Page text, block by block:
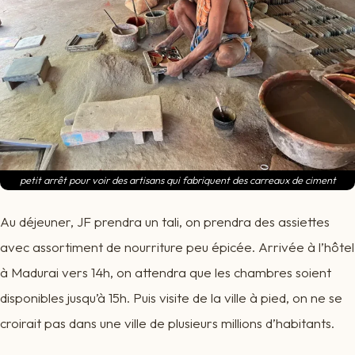
petit arrêt pour voir des artisans qui fabriquent des carreaux de ciment
Au déjeuner, JF prendra un tali, on prendra des assiettes
avec assortiment de nourriture peu épicée. Arrivée à l’hôtel
à Madurai vers 14h, on attendra que les chambres soient
disponibles jusqu’à 15h. Puis visite de la ville à pied, on ne se
croirait pas dans une ville de plusieurs millions d’habitants.